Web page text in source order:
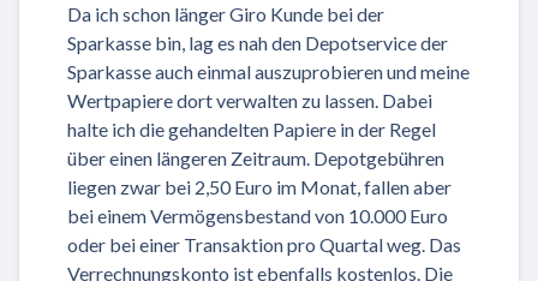
Da ich schon länger Giro Kunde bei der
Sparkasse bin, lag es nah den Depotservice der
Sparkasse auch einmal auszuprobieren und meine
Wertpapiere dort verwalten zu lassen. Dabei
halte ich die gehandelten Papiere in der Regel
über einen längeren Zeitraum. Depotgebühren
liegen zwar bei 2,50 Euro im Monat, fallen aber
bei einem Vermögensbestand von 10.000 Euro
oder bei einer Transaktion pro Quartal weg. Das
Verrechnungskonto ist ebenfalls kostenlos. Die